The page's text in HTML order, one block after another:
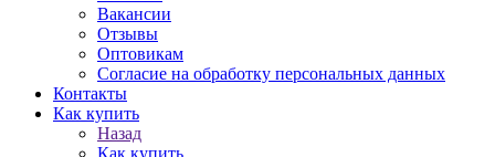
Вакансии
Отзывы
Оптовикам
Cогласие на обработку персональных данных
Контакты
Как купить
Назад
Как купить